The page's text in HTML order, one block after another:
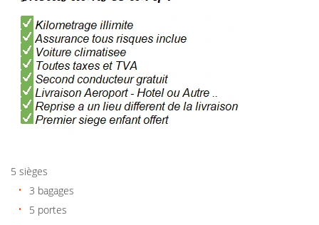
5 sièges
3 bagages
5 portes